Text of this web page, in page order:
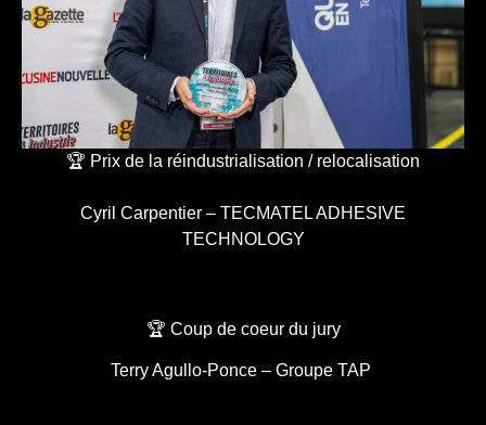
🏆 Prix de la réindustrialisation / relocalisation
Cyril Carpentier – TECMATEL ADHESIVE
TECHNOLOGY
🏆 Coup de coeur du jury
Terry Agullo-Ponce – Groupe TAP